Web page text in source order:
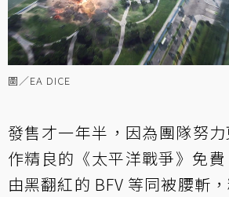
圖／EA DICE
發售才一年半，因為團隊努
作精良的《太平洋戰爭》免
由黑翻紅的 BFV 等同被腰斬